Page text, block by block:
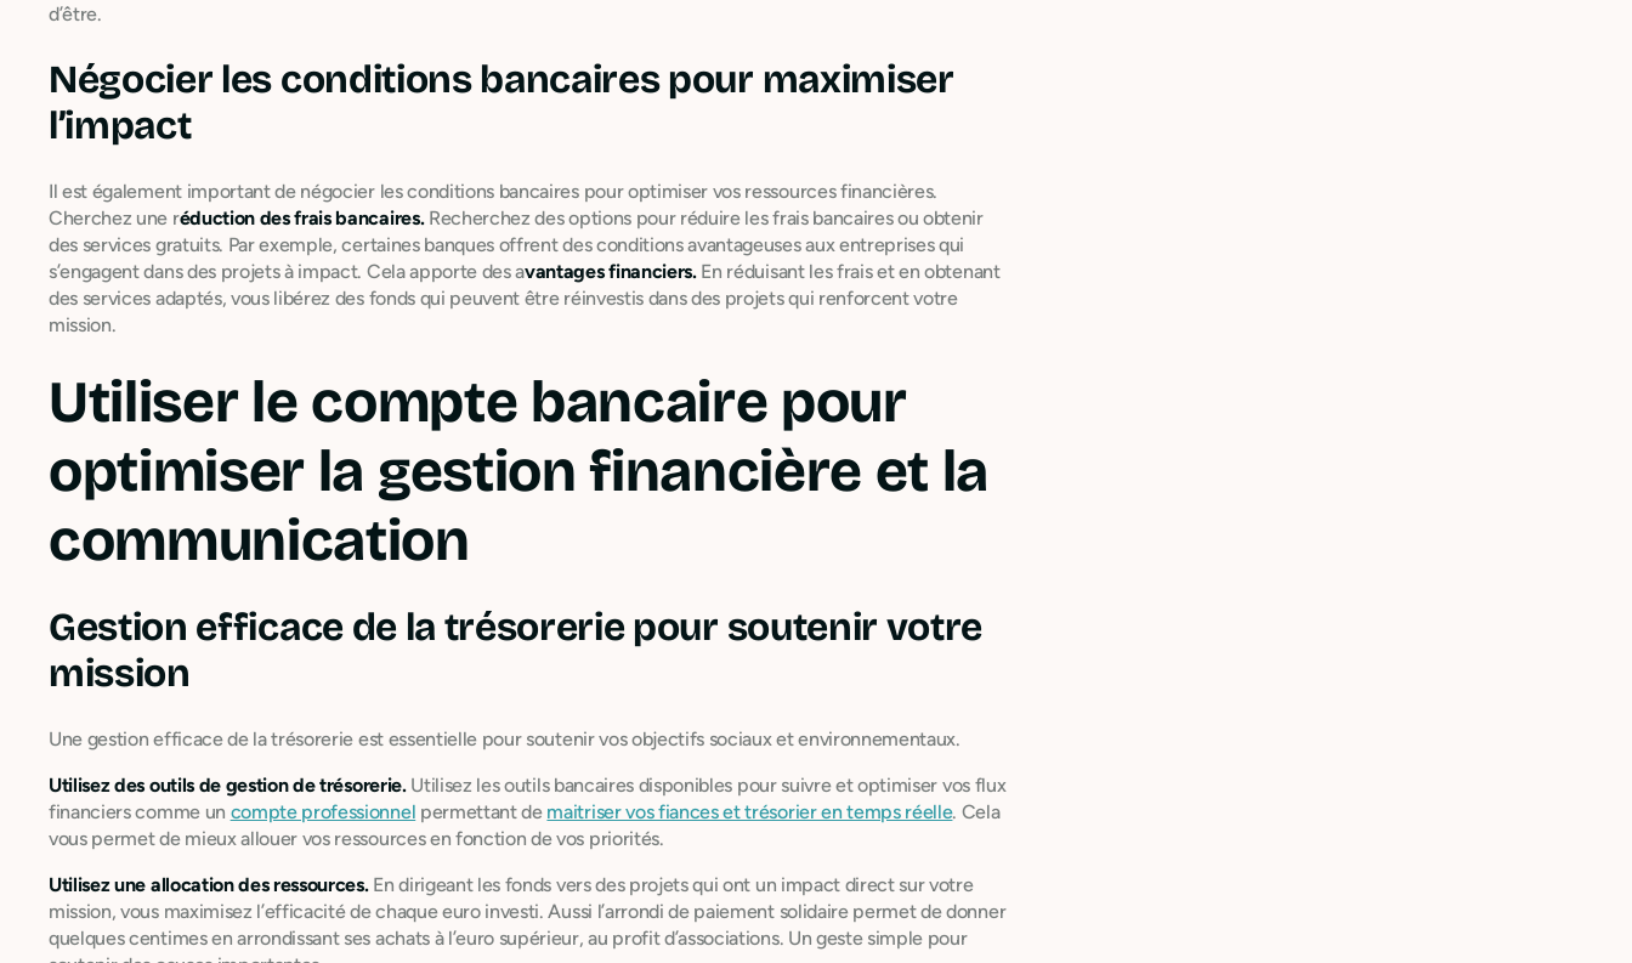
d’être.
Négocier les conditions bancaires pour maximiser
l’impact
Il est également important de négocier les conditions bancaires pour optimiser vos ressources financières.
Cherchez une réduction des frais bancaires.Recherchez des options pour réduire les frais bancaires ou obtenir
des services gratuits. Par exemple, certaines banques offrent des conditions avantageuses aux entreprises qui
s’engagent dans des projets à impact. Cela apporte des avantages financiers.En réduisant les frais et en obtenant
des services adaptés, vous libérez des fonds qui peuvent être réinvestis dans des projets qui renforcent votre
mission.
Utiliser le compte bancaire pour
optimiser la gestion financière et la
communication
Gestion efficace de la trésorerie pour soutenir votre
mission
Une gestion efficace de la trésorerie est essentielle pour soutenir vos objectifs sociaux et environnementaux.
Utilisez des outils de gestion de trésorerie.Utilisez les outils bancaires disponibles pour suivre et optimiser vos flux
financiers comme un compte professionnel permettant de maitriser vos fiances et trésorier en temps réelle. Cela
vous permet de mieux allouer vos ressources en fonction de vos priorités.
Utilisez une allocation des ressources.En dirigeant les fonds vers des projets qui ont un impact direct sur votre
mission, vous maximisez l’efficacité de chaque euro investi. Aussi l’arrondi de paiement solidaire permet de donner
quelques centimes en arrondissant ses achats à l’euro supérieur, au profit d’associations. Un geste simple pour